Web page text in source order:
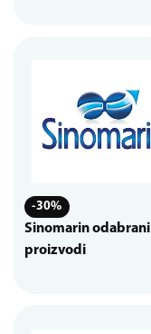
-30%
Sinomarin odabrani
proizvodi